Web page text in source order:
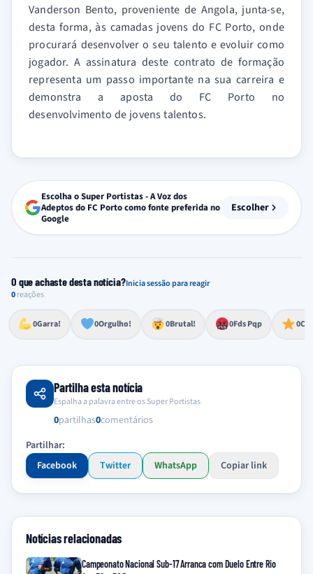
Vanderson Bento, proveniente de Angola, junta-se,
desta forma, às camadas jovens do FC Porto, onde
procurará desenvolver o seu talento e evoluir como
jogador. A assinatura deste contrato de formação
representa um passo importante na sua carreira e
demonstra a aposta do FC Porto no
desenvolvimento de jovens talentos.
Escolha o Super Portistas - A Voz dos
Adeptos do FC Porto como fonte preferida no
Google
Escolher
O que achaste desta notícia?Inicia sessão para reagir
0reações
0Garra!
Esforço, determinação, aprovação forte
0Orgulho!
Lealdade, amor clubístico, sentimento profundo
0Brutal!
Impressionante, chocante, de grande impacto 0Fds Pqp
Reação de desespero, raiva, frustração ou espanto extremo 0
Excelência, destaque, o melhor
Partilha esta notícia
Espalha a palavra entre os Super Portistas
0partilhas0comentários
Partilhar:
Facebook
Twitter WhatsApp Copiar link
Notícias relacionadas
Campeonato Nacional Sub-17 Arranca com Duelo Entre Rio